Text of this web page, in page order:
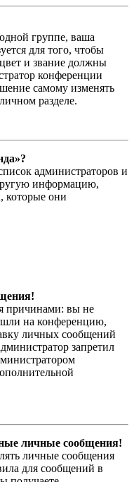
группе, ваша
для того, чтобы
и звание должны
конференции
самому изменять
разделе.
администраторов и
информацию,
которые они
причинами: вы не
на конференцию,
личных сообщений
запретил
личные сообщения!
личные сообщения
для сообщений в